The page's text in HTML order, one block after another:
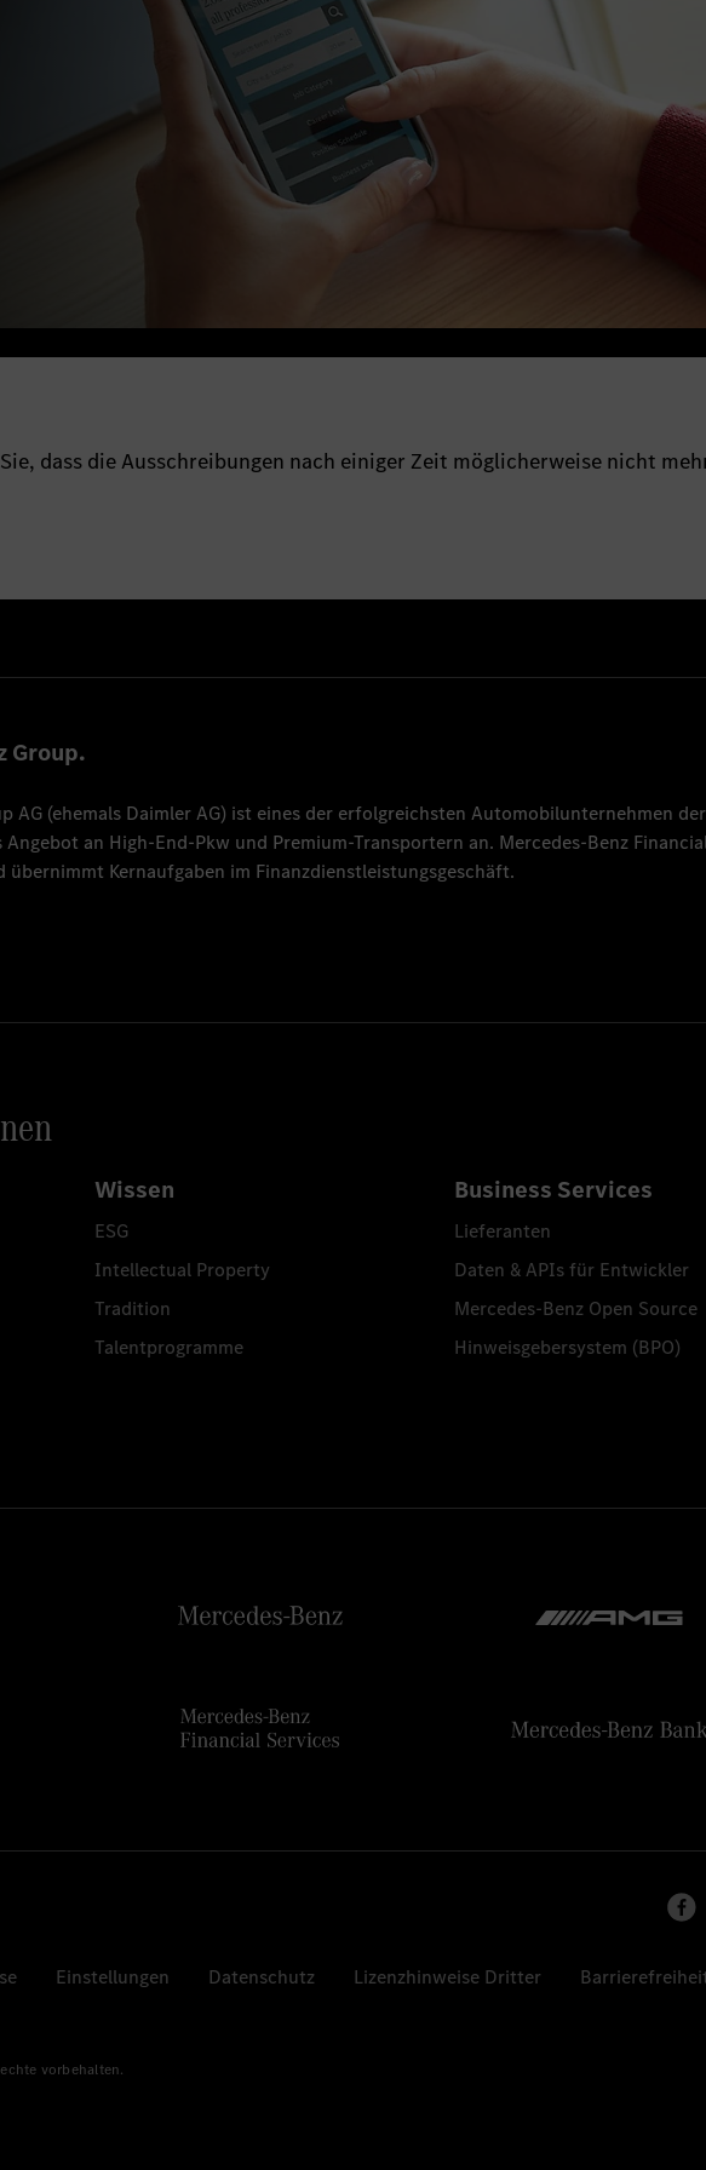
dass die Ausschreibungen nach einiger Zeit möglicherweise nicht
Group.
AG (ehemals Daimler AG) ist eines der erfolgreichsten Automobilunternehmen
an High-End-Pkw und Premium-Transportern an. Mercedes-Benz
übernimmt Kernaufgaben im Finanzdienstleistungsgeschäft.
Wissen
ESG
Intellectual Property
Tradition
Talentprogramme
Business Services
Lieferanten
Daten & APIs für Entwickler
Mercedes-Benz Open Source
Hinweisgebersystem (BPO)
Einstellungen Datenschutz Lizenzhinweise Dritter
vorbehalten.